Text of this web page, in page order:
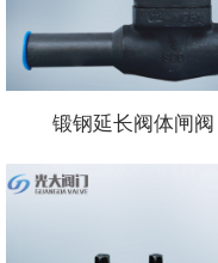
锻钢延长阀体闸阀